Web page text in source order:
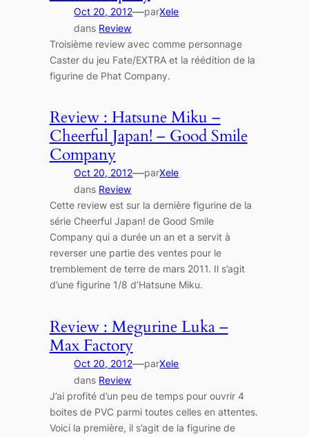
Oct 20, 2012—parXele
dans Review
Troisième review avec comme personnage
Caster du jeu Fate/EXTRA et la réédition de la
figurine de Phat Company.
Review : Hatsune Miku –
Cheerful Japan! – Good Smile
Company
Oct 20, 2012—parXele
dans Review
Cette review est sur la dernière figurine de la
série Cheerful Japan! de Good Smile
Company qui a durée un an et a servit à
reverser une partie des ventes pour le
tremblement de terre de mars 2011. Il s’agit
d’une figurine 1/8 d’Hatsune Miku.
Review : Megurine Luka –
Max Factory
Oct 20, 2012—parXele
dans Review
J’ai profité d’un peu de temps pour ouvrir 4
boites de PVC parmi toutes celles en attentes.
Voici la première, il s’agit de la figurine de